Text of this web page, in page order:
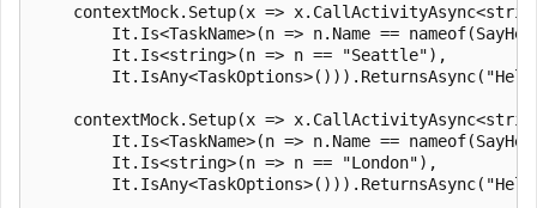
contextMock.Setup(x =>
It.Is<TaskName>(n => n.Name ==
        It.Is<string>(n => n == "Seattle"),
contextMock.Setup(x =>
It.Is<TaskName>(n => n.Name ==
        It.Is<string>(n => n == "London"),